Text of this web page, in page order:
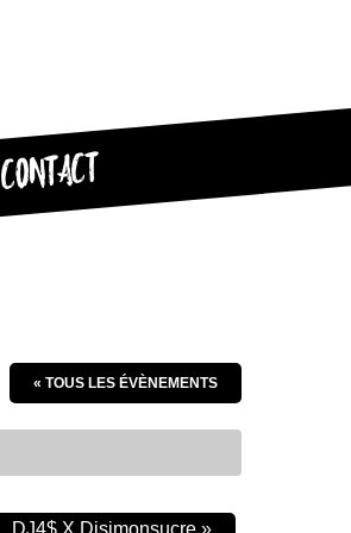
CONTACT
« TOUS LES ÉVÈNEMENTS
DJ4$ X Djsimonsucre »